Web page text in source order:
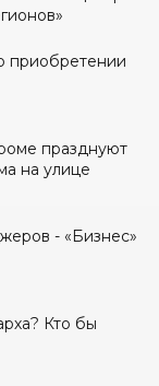
приобретении
празднуют
на улице
- «Бизнес»
Кто бы